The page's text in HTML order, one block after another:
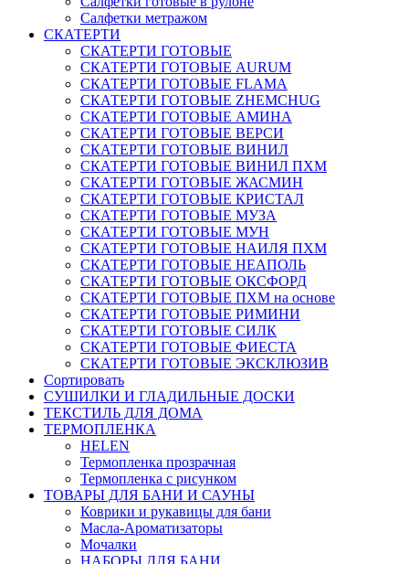
Салфетки метражом
СКАТЕРТИ
СКАТЕРТИ ГОТОВЫЕ
СКАТЕРТИ ГОТОВЫЕ AURUM
СКАТЕРТИ ГОТОВЫЕ FLAMA
СКАТЕРТИ ГОТОВЫЕ ZHEMCHUG
СКАТЕРТИ ГОТОВЫЕ АМИНА
СКАТЕРТИ ГОТОВЫЕ ВЕРСИ
СКАТЕРТИ ГОТОВЫЕ ВИНИЛ
СКАТЕРТИ ГОТОВЫЕ ВИНИЛ ПХМ
СКАТЕРТИ ГОТОВЫЕ ЖАСМИН
СКАТЕРТИ ГОТОВЫЕ КРИСТАЛ
СКАТЕРТИ ГОТОВЫЕ МУЗА
СКАТЕРТИ ГОТОВЫЕ МУН
СКАТЕРТИ ГОТОВЫЕ НАИЛЯ ПХМ
СКАТЕРТИ ГОТОВЫЕ НЕАПОЛЬ
СКАТЕРТИ ГОТОВЫЕ ОКСФОРД
СКАТЕРТИ ГОТОВЫЕ ПХМ на основе
СКАТЕРТИ ГОТОВЫЕ РИМИНИ
СКАТЕРТИ ГОТОВЫЕ СИЛК
СКАТЕРТИ ГОТОВЫЕ ФИЕСТА
СКАТЕРТИ ГОТОВЫЕ ЭКСКЛЮЗИВ
Сортировать
СУШИЛКИ И ГЛАДИЛЬНЫЕ ДОСКИ
ТЕКСТИЛЬ ДЛЯ ДОМА
ТЕРМОПЛЕНКА
HELEN
Термопленка прозрачная
Термопленка с рисунком
ТОВАРЫ ДЛЯ БАНИ И САУНЫ
Коврики и рукавицы для бани
Масла-Aроматизаторы
Мочалки